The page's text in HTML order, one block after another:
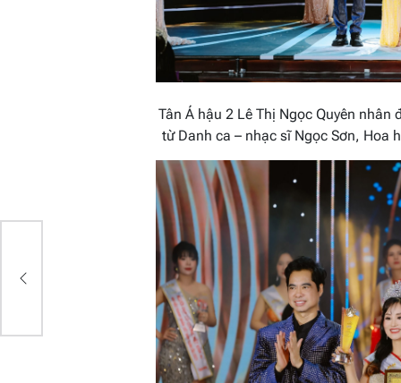
Tân Á hậu 2 Lê Thị Ngọc Quyên
từ Danh ca – nhạc sĩ Ngọc Sơn, Hoa